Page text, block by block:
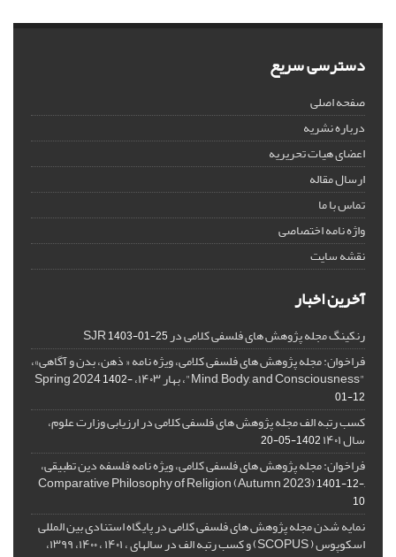
دسترسی سریع
صفحه اصلی
درباره نشریه
اعضای هیات تحریریه
ارسال مقاله
تماس با ما
واژه نامه اختصاصی
نقشه سایت
آخرین اخبار
رنکینگ مجله پژوهش های فلسفی کلامی در SJR1403-01-25
فراخوان: مجله پژوهش های فلسفی کلامی، ویژه نامه « ذهن، بدن و آگاهی»،
"Mind, Body, and Consciousness"، بهار ۱۴۰۳، Spring 2024
1402-
01-12
کسب رتبه الف مجله پژوهش های فلسفی کلامی در ارزیابی وزارت علوم،
سال ۱۴۰۱ 1402-05-20
فراخوان: مجله پژوهش های فلسفی کلامی، ویژه نامه فلسفه دین تطبیقی،
,Comparative Philosophy of Religion (Autumn 2023)
1401-12-
10
نمایه شدن مجله پژوهش های فلسفی کلامی در پایگاه استنادی بین المللی
اسکوپوس ( SCOPUS) و کسب رتبه الف در سالهای ، ۱۴۰۱ ، ۱۴۰۰، ۱۳۹۹،